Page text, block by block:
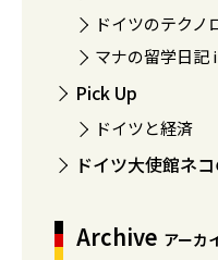
ドイツのテクノ
マナの留学日記
Pick Up
ドイツと経済
ドイツ大使館ネ
Archive アーカ